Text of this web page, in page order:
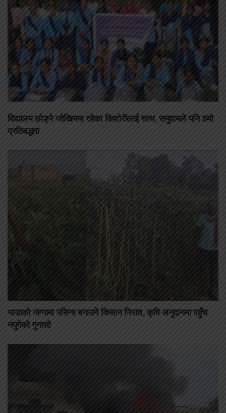
विद्यालय छोड्ने जोखिममा रहेका किशोरीलाई साथ, समुदायले पनि गर्‍यो
प्रतिबद्धता
भाडाको जग्गामा पसिना बगाउने किसान निराश, कृषि अनुदानमा पहुँच
नपुगेको गुनासो